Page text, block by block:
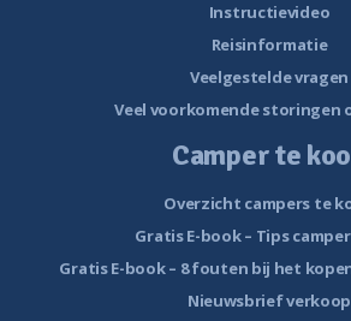
Instructievideo
Reisinformatie
Veelgestelde vragen
Veel voorkomende storingen
Camper te
Overzicht campers te
Gratis E-book – Tips
Gratis E-book – 8 fouten bij het
Nieuwsbrief verkoop